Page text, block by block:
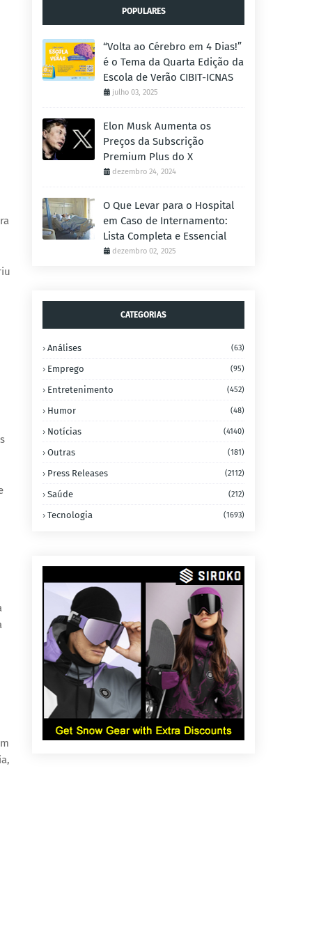
POPULARES
“Volta ao Cérebro em 4 Dias!”
é o Tema da Quarta Edição da
Escola de Verão CIBIT-ICNAS
julho 03, 2025
Elon Musk Aumenta os
Preços da Subscrição
Premium Plus do X
dezembro 24, 2024
O Que Levar para o Hospital
em Caso de Internamento:
Lista Completa e Essencial
dezembro 02, 2025
CATEGORIAS
Análises (63)
Emprego (95)
Entretenimento (452)
Humor (48)
Notícias (4140)
Outras (181)
Press Releases (2112)
Saúde (212)
Tecnologia (1693)